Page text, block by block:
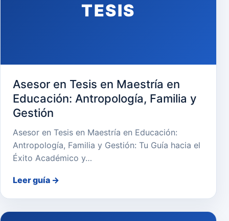
TESIS
Asesor en Tesis en Maestría en
Educación: Antropología, Familia y
Gestión
Asesor en Tesis en Maestría en Educación:
Antropología, Familia y Gestión: Tu Guía hacia el
Éxito Académico y…
Leer guía →